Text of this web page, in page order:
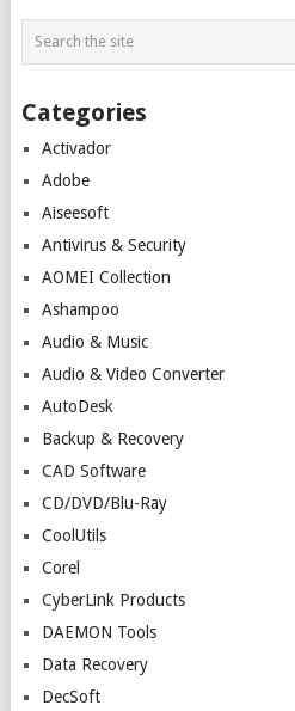
Categories
Activador
Adobe
Aiseesoft
Antivirus & Security
AOMEI Collection
Ashampoo
Audio & Music
Audio & Video Converter
AutoDesk
Backup & Recovery
CAD Software
CD/DVD/Blu-Ray
CoolUtils
Corel
CyberLink Products
DAEMON Tools
Data Recovery
DecSoft